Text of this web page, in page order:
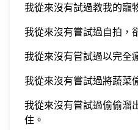
我從來沒有試過教我的寵
我從來沒有嘗試過自拍，
我從來沒有嘗試過以完全
我從來沒有嘗試過將蔬菜
我從來沒有嘗試過偷偷溜
住。